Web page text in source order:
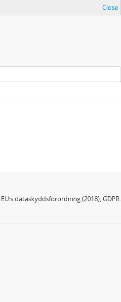
Close
dataskyddsförordning (2018), GDPR.